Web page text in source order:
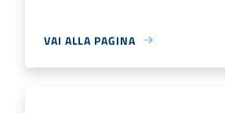
VAI ALLA PAGINA